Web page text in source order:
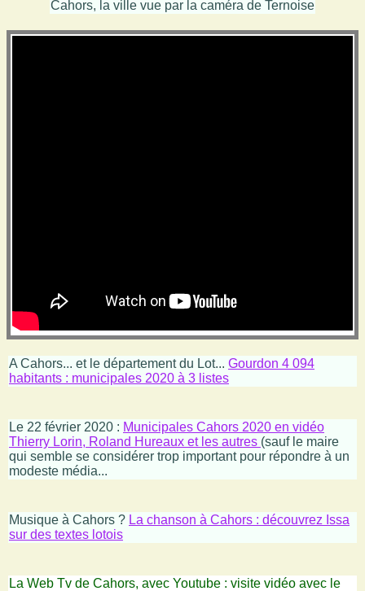
Cahors, la ville vue par la caméra de Ternoise
A Cahors... et le département du Lot... Gourdon 4 094
habitants : municipales 2020 à 3 listes
Le 22 février 2020 : Municipales Cahors 2020 en vidéo
Thierry Lorin, Roland Hureaux et les autres (sauf le maire
qui semble se considérer trop important pour répondre à un
modeste média...
Musique à Cahors ? La chanson à Cahors : découvrez Issa
sur des textes lotois
La Web Tv de Cahors, avec Youtube : visite vidéo avec le